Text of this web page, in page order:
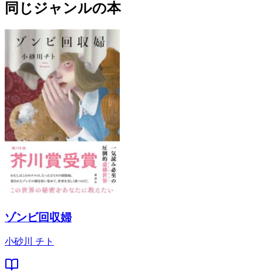
同じジャンルの本
ゾンビ回収婦
小砂川 チト